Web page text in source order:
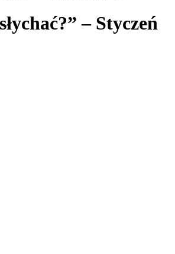
– Styczeń